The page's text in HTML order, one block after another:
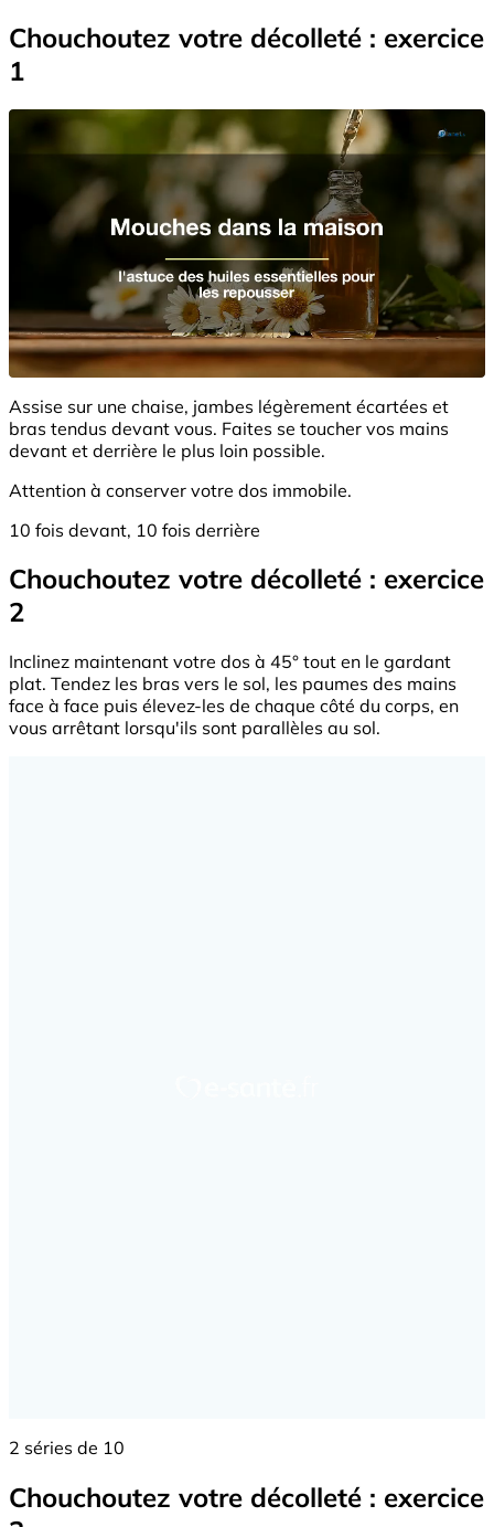
Chouchoutez votre décolleté : exercice
1
Assise sur une chaise, jambes légèrement écartées et
bras tendus devant vous. Faites se toucher vos mains
devant et derrière le plus loin possible.
Attention à conserver votre dos immobile.
10 fois devant, 10 fois derrière
Chouchoutez votre décolleté : exercice
2
Inclinez maintenant votre dos à 45° tout en le gardant
plat. Tendez les bras vers le sol, les paumes des mains
face à face puis élevez-les de chaque côté du corps, en
vous arrêtant lorsqu'ils sont parallèles au sol.
2 séries de 10
Chouchoutez votre décolleté : exercice